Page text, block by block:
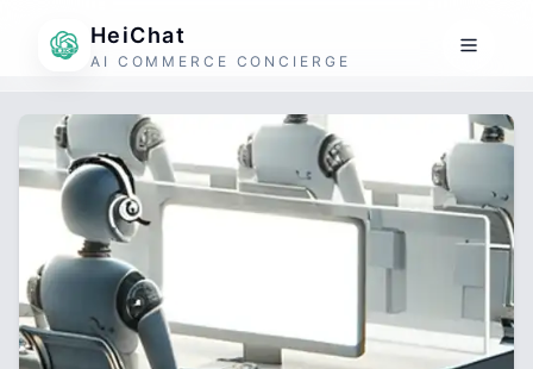
HeiChat
AI COMMERCE CONCIERGE